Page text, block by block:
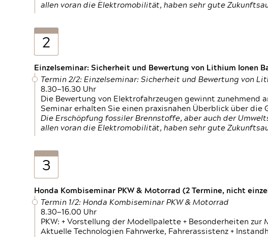
allen voran die Elektromobilität, haben sehr gute
2
Einzelseminar: Sicherheit und Bewertung von Lithium Ionen
Termin 2/2: Einzelseminar: Sicherheit und Bewertung von
8.30—16.30 Uhr
Die Bewertung von Elektrofahrzeugen gewinnt zunehmend
Seminar erhalten Sie einen praxisnahen Überblick über
Die Erschöpfung fossiler Brennstoffe, aber auch der
allen voran die Elektromobilität, haben sehr gute
3
Honda Kombiseminar PKW & Motorrad (2 Termine, nicht
Termin 1/2: Honda Kombiseminar PKW & Motorrad
8.30—16.00 Uhr
PKW: + Vorstellung der Modellpalette + Besonderheiten
Aktuelle Technologien Fahrwerke, Fahrerassistenz +